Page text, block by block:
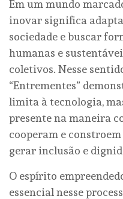
Em um mundo
inovar significa
sociedade e buscar
humanas e
coletivos. Nesse
“Entrementes”
limita à tecnologia,
presente na maneira
cooperam e constroem
gerar inclusão e
O espírito
essencial nesse